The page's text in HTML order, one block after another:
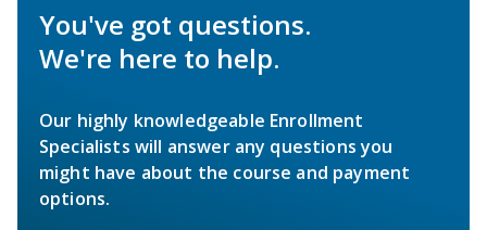
You've got questions.
We're here to help.
Our highly knowledgeable Enrollment
Specialists will answer any questions you
might have about the course and payment
options.